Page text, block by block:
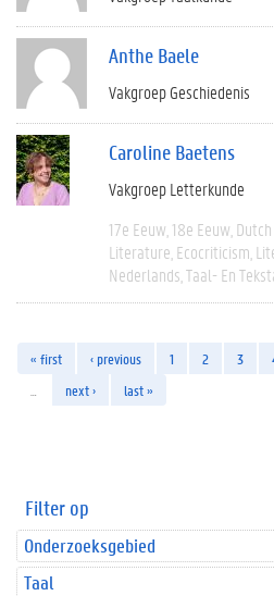
Anthe Baele
Vakgroep Geschiedenis
Caroline Baetens
Vakgroep Letterkunde
17e Eeuw 18e Eeuw
Literature Ecocriticism
Nederlands Taal- En
« first ‹ previous 1 2 3
next › last »
Filter op
Onderzoeksgebied
Taal